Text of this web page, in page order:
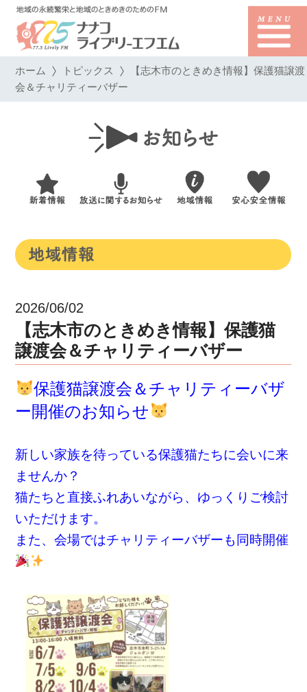
ホーム トピックス 【志木市のときめき情報】保護猫譲渡
会＆チャリティーバザー
2026/06/02
【志木市のときめき情報】保護猫
譲渡会＆チャリティーバザー
保護猫譲渡会＆チャリティーバザ
ー開催のお知らせ
新しい家族を待っている保護猫たちに会いに来
ませんか？
猫たちと直接ふれあいながら、ゆっくりご検討
いただけます。
また、会場ではチャリティーバザーも同時開催